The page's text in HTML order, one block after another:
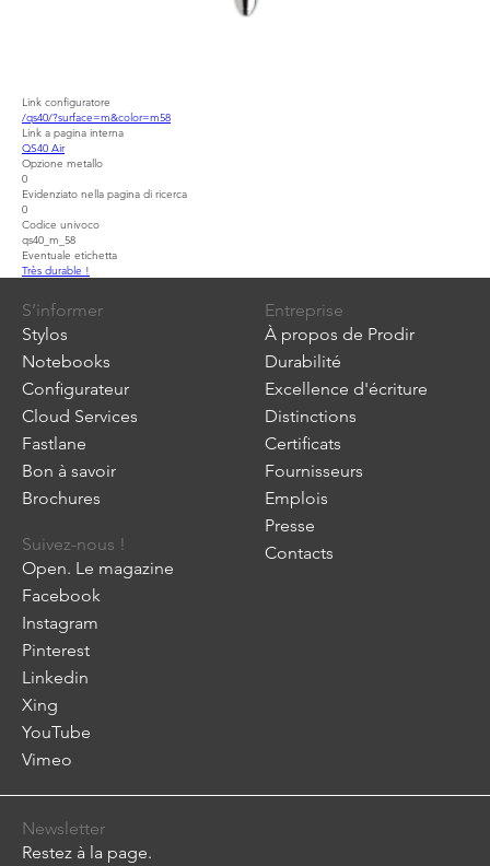
Link configuratore
/qs40/?surface=m&color=m58
Link a pagina interna
QS40 Air
Opzione metallo
0
Evidenziato nella pagina di ricerca
0
Codice univoco
qs40_m_58
Eventuale etichetta
Très durable !
S’informer
Stylos
Notebooks
Configurateur
Cloud Services
Fastlane
Bon à savoir
Brochures
Entreprise
À propos de Prodir
Durabilité
Excellence d'écriture
Distinctions
Certificats
Fournisseurs
Emplois
Presse
Contacts
Suivez-nous !
Open. Le magazine
Facebook
Instagram
Pinterest
Linkedin
Xing
YouTube
Vimeo
Newsletter
Restez à la page.